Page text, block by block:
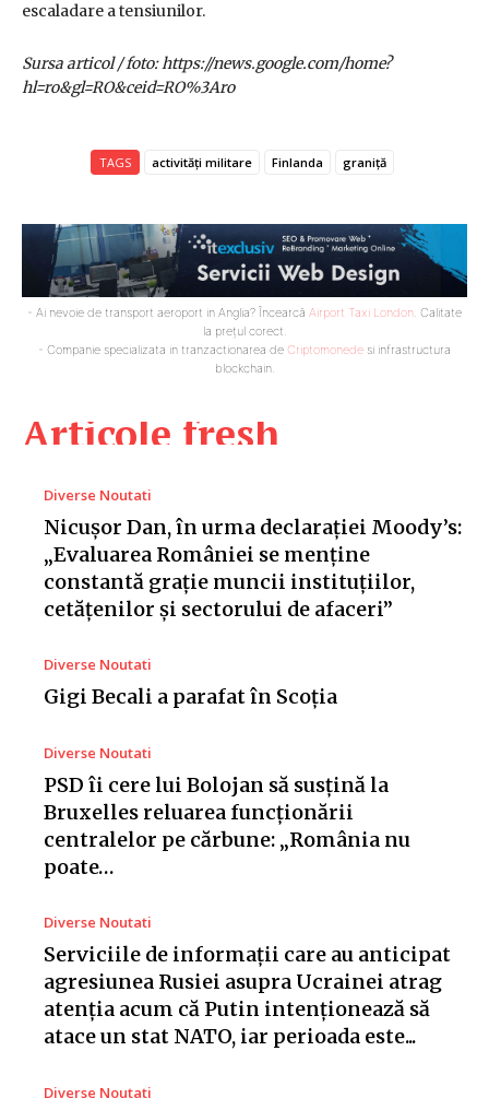
Articole fresh
Diverse Noutati
Nicușor Dan, în urma declarației Moody’s:
„Evaluarea României se menține
constantă grație muncii instituțiilor,
cetățenilor și sectorului de afaceri”
Diverse Noutati
Gigi Becali a parafat în Scoția
Diverse Noutati
PSD îi cere lui Bolojan să susțină la
Bruxelles reluarea funcționării
centralelor pe cărbune: „România nu
poate…
Diverse Noutati
Serviciile de informații care au anticipat
agresiunea Rusiei asupra Ucrainei atrag
atenția acum că Putin intenționează să
atace un stat NATO, iar perioada este...
Diverse Noutati
escaladare a tensiunilor.
Sursa articol / foto: https://news.google.com/home?
hl=ro&gl=RO&ceid=RO%3Aro
TAGS activități militare Finlanda graniță
- Ai nevoie de transport aeroport in Anglia? Încearcă Airport Taxi London. Calitate
la prețul corect.
- Companie specializata in tranzactionarea de Criptomonede si infrastructura
blockchain.